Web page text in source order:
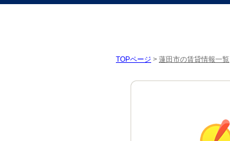
TOPページ > 蓮田市の賃貸情報一覧